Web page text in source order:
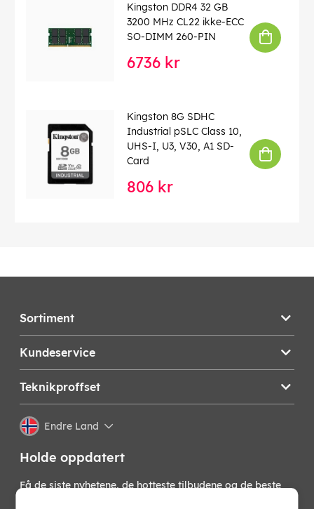
Kingston DDR4 32 GB
3200 MHz CL22 ikke-ECC
SO-DIMM 260-PIN
6736 kr
Kingston 8G SDHC
Industrial pSLC Class 10,
UHS-I, U3, V30, A1 SD-
Card
806 kr
Sortiment
Kundeservice
Teknikproffset
Endre Land
Holde oppdatert
Få de siste nyhetene, de hotteste tilbudene og de beste